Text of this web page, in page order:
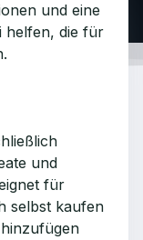
und eine
helfen, die für
und
für
selbst kaufen